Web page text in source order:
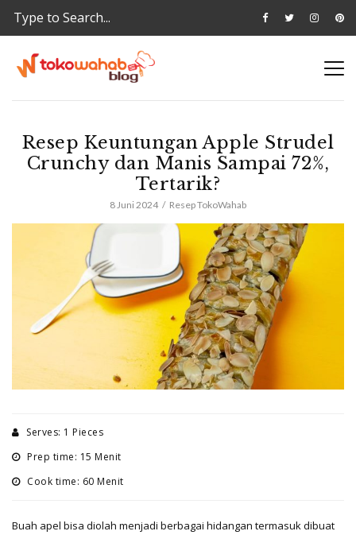
Resep Keuntungan Apple Strudel
Crunchy dan Manis Sampai 72%,
Tertarik?
8 Juni 2024 Resep TokoWahab
Serves: 1 Pieces
Prep time: 15 Menit
Cook time: 60 Menit
Buah apel bisa diolah menjadi berbagai hidangan termasuk dibuat